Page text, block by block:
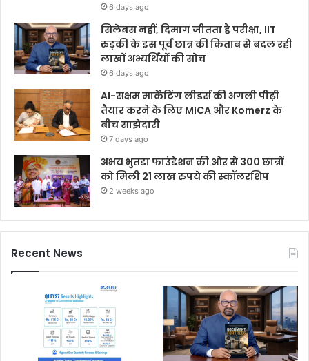
6 days ago
सिलेबस नहीं, दिमाग जीतता है परीक्षा, IIT
रुड़की के इस पूर्व छात्र की किताब से बदल रही
लाखों अभ्यर्थियों की सोच
6 days ago
AI-सक्षम मार्केटिंग लीडर्स की अगली पीढ़ी
तैयार करने के लिए MICA और Komerz के
बीच साझेदारी
7 days ago
अभय भुतडा फाउंडेशन की ओर से 300 छात्रों
को मिली 21 लाख रुपये की स्कॉलरशिप
2 weeks ago
Recent News